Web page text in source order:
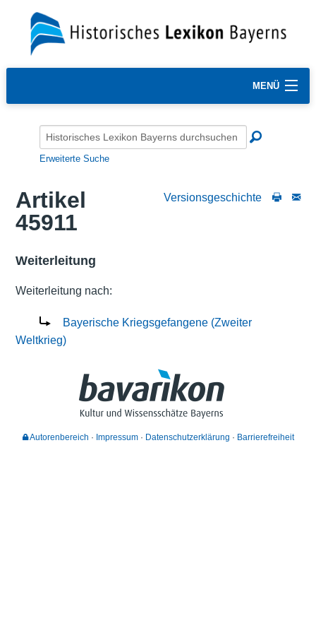
MENÜ
Erweiterte Suche
Versionsgeschichte
Artikel
45911
Weiterleitung
Weiterleitung nach:
Bayerische Kriegsgefangene (Zweiter
Weltkrieg)
Autorenbereich Impressum Datenschutzerklärung Barrierefreiheit